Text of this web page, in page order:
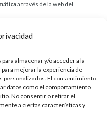
almacenar y/o acceder a la
mejorar la experiencia de
personalizados. El consentimiento
datos como el comportamiento
No consentir o retirar el
a ciertas características y
a través de la web del
de vivienda que tengan
una única solicitud de
publicada.Los campos